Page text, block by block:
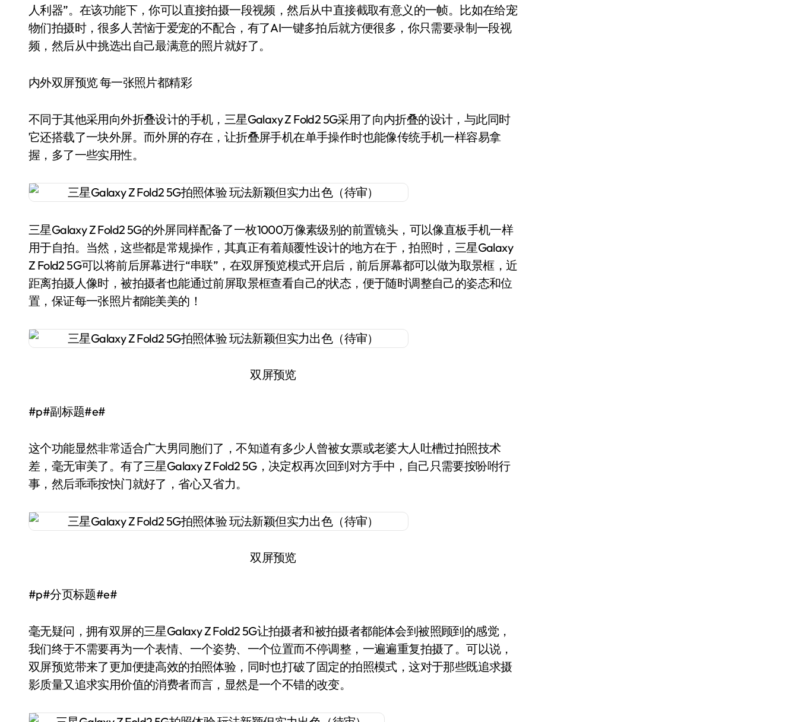
人利器”。在该功能下，你可以直接拍摄一段视频，然后从中直接截取有意义的一帧。比如在给宠
物们拍摄时，很多人苦恼于爱宠的不配合，有了AI一键多拍后就方便很多，你只需要录制一段视
频，然后从中挑选出自己最满意的照片就好了。
内外双屏预览 每一张照片都精彩
不同于其他采用向外折叠设计的手机，三星Galaxy Z Fold2 5G采用了向内折叠的设计，与此同时
它还搭载了一块外屏。而外屏的存在，让折叠屏手机在单手操作时也能像传统手机一样容易拿
握，多了一些实用性。
三星Galaxy Z Fold2 5G的外屏同样配备了一枚1000万像素级别的前置镜头，可以像直板手机一样
用于自拍。当然，这些都是常规操作，其真正有着颠覆性设计的地方在于，拍照时，三星Galaxy
Z Fold2 5G可以将前后屏幕进行“串联”，在双屏预览模式开启后，前后屏幕都可以做为取景框，近
距离拍摄人像时，被拍摄者也能通过前屏取景框查看自己的状态，便于随时调整自己的姿态和位
置，保证每一张照片都能美美的！
双屏预览
#p#副标题#e#
这个功能显然非常适合广大男同胞们了，不知道有多少人曾被女票或老婆大人吐槽过拍照技术
差，毫无审美了。有了三星Galaxy Z Fold2 5G，决定权再次回到对方手中，自己只需要按吩咐行
事，然后乖乖按快门就好了，省心又省力。
双屏预览
#p#分页标题#e#
毫无疑问，拥有双屏的三星Galaxy Z Fold2 5G让拍摄者和被拍摄者都能体会到被照顾到的感觉，
我们终于不需要再为一个表情、一个姿势、一个位置而不停调整，一遍遍重复拍摄了。可以说，
双屏预览带来了更加便捷高效的拍照体验，同时也打破了固定的拍照模式，这对于那些既追求摄
影质量又追求实用价值的消费者而言，显然是一个不错的改变。